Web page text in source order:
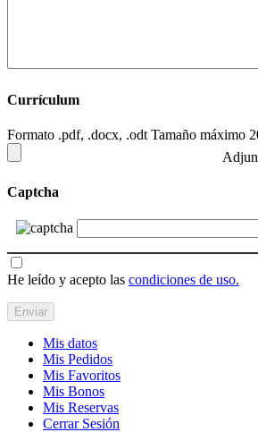
Currículum
Formato .pdf, .docx, .odt Tamaño máximo
Captcha
He leído y acepto las condiciones de uso.
Mis datos
Mis Pedidos
Mis Favoritos
Mis Bonos
Mis Reservas
Cerrar Sesión